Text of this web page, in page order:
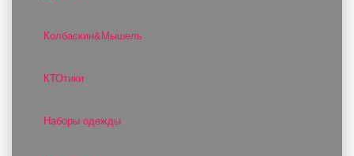
Колбаскин&Мышель
КТОтики
Наборы одежды